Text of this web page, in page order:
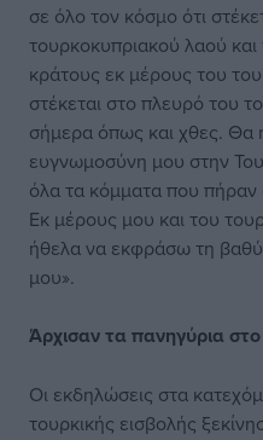
σε όλο τον κόσμο ότι
τουρκοκυπριακού λαού
κράτους εκ μέρους του
στέκεται στο πλευρό του
σήμερα όπως και χθες.
ευγνωμοσύνη μου στην
όλα τα κόμματα που
Εκ μέρους μου και του
ήθελα να εκφράσω τη
μου».
Άρχισαν τα πανηγύρια
Οι εκδηλώσεις στα
τουρκικής εισβολής